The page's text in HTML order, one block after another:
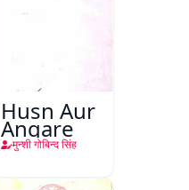
Husn Aur
Angare
मुन्शी गोबिन्द सिंह